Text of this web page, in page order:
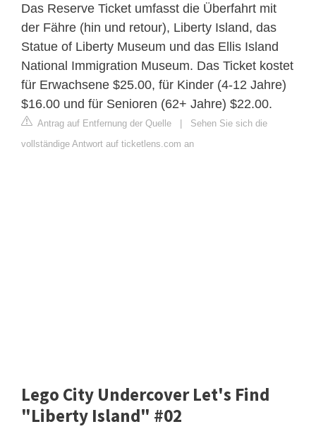
Das Reserve Ticket umfasst die Überfahrt mit
der Fähre (hin und retour), Liberty Island, das
Statue of Liberty Museum und das Ellis Island
National Immigration Museum. Das Ticket kostet
für Erwachsene $25.00, für Kinder (4-12 Jahre)
$16.00 und für Senioren (62+ Jahre) $22.00.
Antrag auf Entfernung der Quelle
Sehen Sie sich die
vollständige Antwort auf ticketlens.com an
Lego City Undercover Let's Find
"Liberty Island" #02